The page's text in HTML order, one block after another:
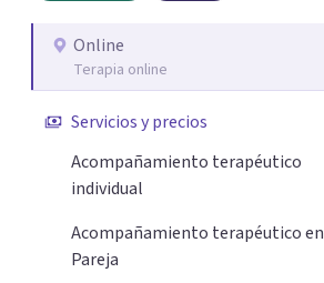
Online
Terapia online
Servicios y precios
Acompañamiento terapéutico
individual
Acompañamiento terapéutico en
Pareja